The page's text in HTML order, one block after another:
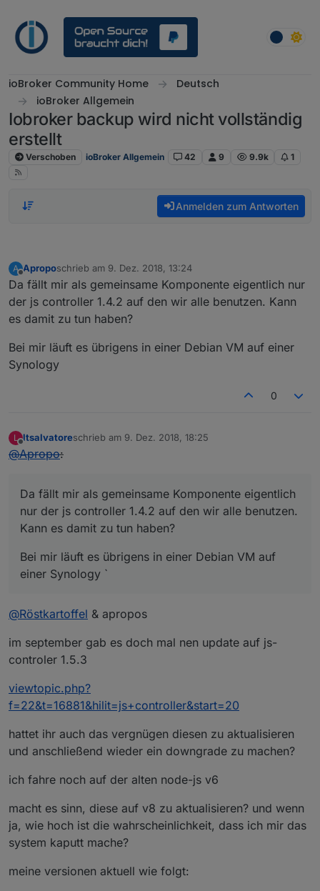
ioBroker Community Home
Deutsch
ioBroker Allgemein
Iobroker backup wird nicht vollständig
erstellt
Verschoben ioBroker Allgemein 42 9 9.9k 1
Anmelden zum Antworten
A
Offline
Aproposchrieb am 9. Dez. 2018, 13:24
zuletzt editiert von
Da fällt mir als gemeinsame Komponente eigentlich nur
der js controller 1.4.2 auf den wir alle benutzen. Kann
es damit zu tun haben?
Bei mir läuft es übrigens in einer Debian VM auf einer
Synology
0
L
Offline
ltsalvatoreschrieb am 9. Dez. 2018, 18:25
zuletzt editiert von
@Apropo:
Da fällt mir als gemeinsame Komponente eigentlich
nur der js controller 1.4.2 auf den wir alle benutzen.
Kann es damit zu tun haben?
Bei mir läuft es übrigens in einer Debian VM auf
einer Synology `
@Röstkartoffel & apropos
im september gab es doch mal nen update auf js-
controler 1.5.3
viewtopic.php?
f=22&t=16881&hilit=js+controller&start=20
hattet ihr auch das vergnügen diesen zu aktualisieren
und anschließend wieder ein downgrade zu machen?
ich fahre noch auf der alten node-js v6
macht es sinn, diese auf v8 zu aktualisieren? und wenn
ja, wie hoch ist die wahrscheinlichkeit, dass ich mir das
system kaputt mache?
meine versionen aktuell wie folgt: